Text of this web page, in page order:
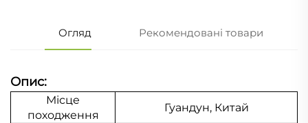
Огляд Рекомендовані товари
Опис:
Місце
походження
Гуандун, Китай